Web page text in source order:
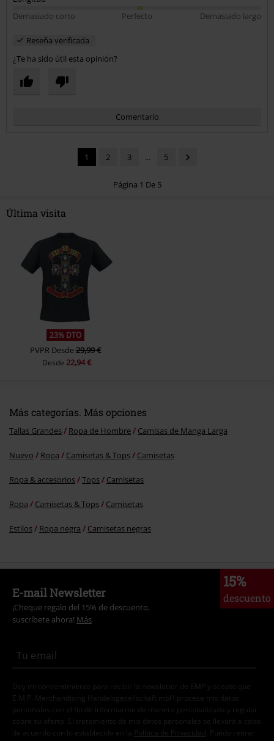
Demasiado corto
Perfecto Demasiado largo
Reseña verificada
¿Te ha sido útil esta opinión?
Comentario
Enviar comentario
1 2 3 ... 5
Página 1 De 5
Última visita
23% DTO
PVPR Desde29,99 €
Desde 22,94 €
Más categorías. Más opciones
Tallas Grandes Ropa de Hombre Camisas de Manga Larga
Nuevo Ropa Camisetas & Tops Camisetas
Ropa & accesorios Tops Camisetas
Ropa Camisetas & Tops Camisetas
Estilos Ropa negra Camisetas negras
15%
descuento
E-mail Newsletter
¡Cheque regalo del 15% de descuento,
suscríbete ahora! Más
Doy mi consentimiento para recibir la newsletter de EMP y acepto que
E.M.P. Merchandising Handelsgesellschaft mbH procese mis datos
personales con el fin de informarme de manera personalizada y regular
sobre su oferta. El tratamiento de mis datos personales se llevará a cabo
de acuerdo con lo establecido en la
Política de Privacidad . Puedo retirar